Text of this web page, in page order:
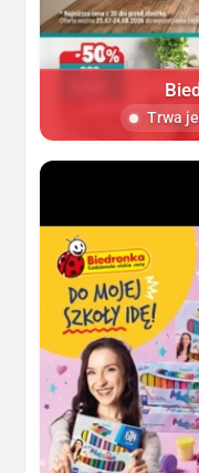
Trwa